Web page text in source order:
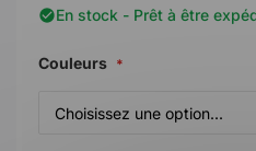
En stock - Prêt à être
Couleurs